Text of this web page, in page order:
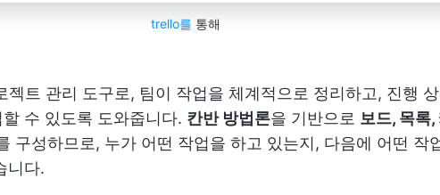
trello를 통해
젝트 관리 도구로, 팀이 작업을 체계적으로 정리하고, 진행
수 있도록 도와줍니다. 칸반 방법론을 기반으로 보드, 목록,
구성하므로, 누가 어떤 작업을 하고 있는지, 다음에 어떤 작
니다.